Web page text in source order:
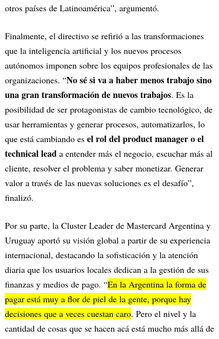
otros países de Latinoamérica”, argumentó.
Finalmente, el directivo se refirió a las transformaciones
que la inteligencia artificial y los nuevos procesos
autónomos imponen sobre los equipos profesionales de las
organizaciones. “No sé si va a haber menos trabajo sino
una gran transformación de nuevos trabajos. Es la
posibilidad de ser protagonistas de cambio tecnológico, de
usar herramientas y generar procesos, automatizarlos, lo
que está cambiando es el rol del product manager o el
technical lead a entender más el negocio, escuchar más al
cliente, resolver el problema y saber monetizar. Generar
valor a través de las nuevas soluciones es el desafío”,
finalizó.
Por su parte, la Cluster Leader de Mastercard Argentina y
Uruguay aportó su visión global a partir de su experiencia
internacional, destacando la sofisticación y la atención
diaria que los usuarios locales dedican a la gestión de sus
finanzas y medios de pago. “En la Argentina la forma de
pagar está muy a flor de piel de la gente, porque hay
decisiones que a veces cuestan caro. Pero el nivel y la
cantidad de cosas que se hacen acá está mucho más allá de